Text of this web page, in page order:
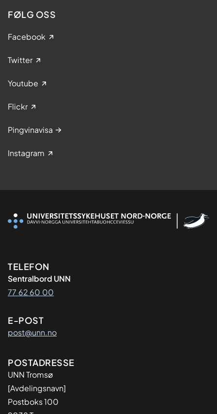
FØLG OSS
Facebook
Twitter
Youtube
Flickr
Pingvinavisa
Instagram
Kontaktinformasjon
TELEFON
Sentralbord UNN
77 62 60 00
E-POST
post@unn.no
Adresse
POSTADRESSE
UNN Tromsø
[Avdelingsnavn]
Postboks 100